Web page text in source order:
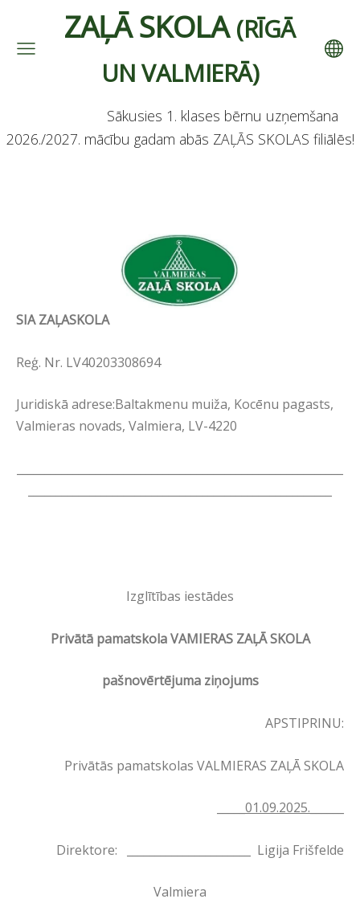
ZAĻĀ SKOLA(RĪGĀ
UN VALMIERĀ)
Sākusies 1. klases bērnu uzņemšana
2026./2027. mācību gadam abās ZAĻĀS SKOLAS filiālēs!
SIA ZAĻASKOLA
Reģ. Nr. LV40203308694
Juridiskā adrese:Baltakmenu muiža, Kocēnu pagasts,
Valmieras novads, Valmiera, LV-4220
Izglītības iestādes
Privātā pamatskola VAMIERAS ZAĻĀ SKOLA
pašnovērtējuma ziņojums
APSTIPRINU:
Privātās pamatskolas VALMIERAS ZAĻĀ SKOLA
01.09.2025.
Direktore: ______________________ Ligija Frišfelde
Valmiera